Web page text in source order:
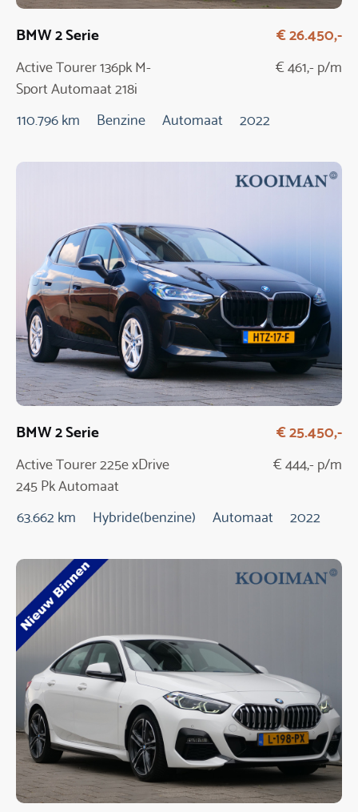
BMW 2 Serie
Active Tourer 136pk M-
Sport Automaat 218i
€ 26.450,-
€ 461,- p/m
110.796 km Benzine Automaat 2022
BMW 2 Serie
Active Tourer 225e xDrive
245 Pk Automaat
€ 25.450,-
€ 444,- p/m
63.662 km Hybride(benzine) Automaat 2022